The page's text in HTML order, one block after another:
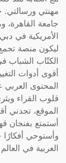
مهنتي
جامعة القاهرة،
الأمريكية في
ليكون منصة
الكتّاب الشباب
أقوى أدوات
المحتوى
قلوب القراء
الموقع، تجدني
أستمتع بفنجان
وأستوحي أفكارًا
العربية في